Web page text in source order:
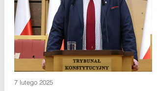
7 lutego 2025